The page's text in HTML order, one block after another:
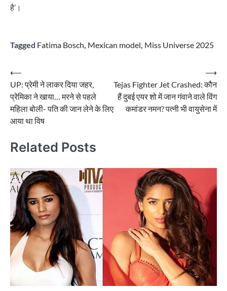
है’।
Tagged Fatima Bosch, Mexican model, Miss Universe 2025
Post
navigation
⟵
UP: प्रेमी ने लाकर दिया जहर,
प्रेमिका ने खाया… मरने से पहले
महिला बोली- पति की जान लेने के लिए
आया था विष
Tejas Fighter Jet Crashed: कौन
हैं दुबई एयर शो में जान गंवाने वाले विंग
कमांडर नमन? पत्नी भी वायुसेना में
⟶
Related Posts